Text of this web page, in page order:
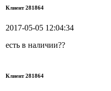
Клиент 281864
2017-05-05 12:04:34
есть в наличии??
Клиент 281864